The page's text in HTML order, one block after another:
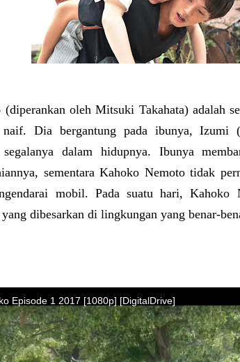
oleh Mitsuki Takahata) adalah
Dia bergantung pada ibunya, Izumi
dalam hidupnya. Ibunya
sementara Kahoko Nemoto tidak
mobil. Pada suatu hari, Kahoko
dibesarkan di lingkungan yang benar-